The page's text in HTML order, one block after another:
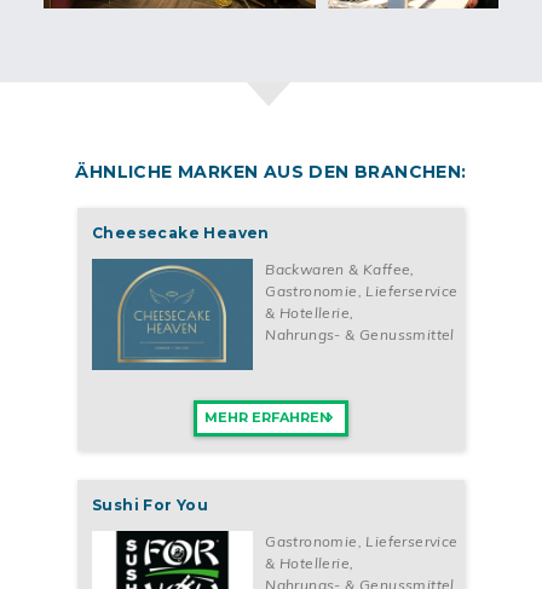
ÄHNLICHE MARKEN AUS DEN BRANCHEN:
Cheesecake Heaven
Backwaren & Kaffee,
Gastronomie, Lieferservice
& Hotellerie,
Nahrungs- & Genussmittel
MEHR ERFAHREN
Sushi For You
Gastronomie, Lieferservice
& Hotellerie
Nahrungs- & Genussmittel